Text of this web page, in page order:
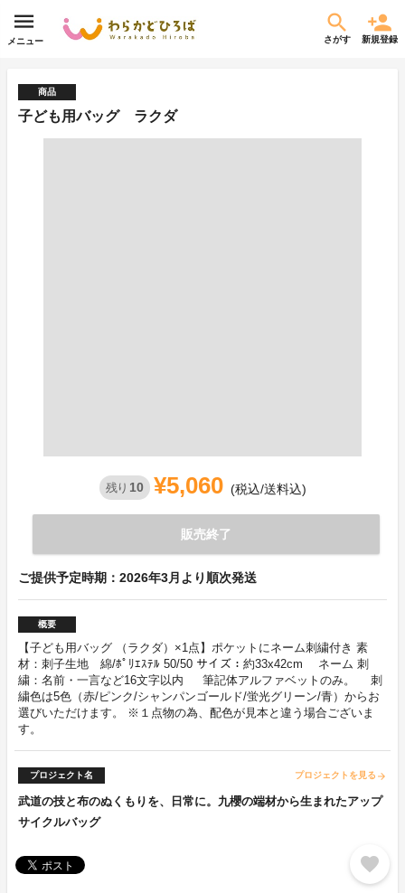
メニュー さがす 新規登録
商品
子ども用バッグ ラクダ
残り 10 ¥5,060 (税込/送料込)
販売終了
ご提供予定時期：2026年3月より順次発送
概要
【子ども用バッグ （ラクダ）×1点】ポケットにネーム刺繍付き 素
材：刺子生地 綿/ﾎﾟﾘｴｽﾃﾙ 50/50 サイズ：約33x42cm ネーム 刺
繍：名前・一言など16文字以内 筆記体アルファベットのみ。 刺
繍色は5色（赤/ピンク/シャンパンゴールド/蛍光グリーン/青）からお
選びいただけます。 ※１点物の為、配色が見本と違う場合ございま
す。
プロジェクト名 プロジェクトを見る arrow_forward
武道の技と布のぬくもりを、日常に。九櫻の端材から生まれたアップ
サイクルバッグ
favorite